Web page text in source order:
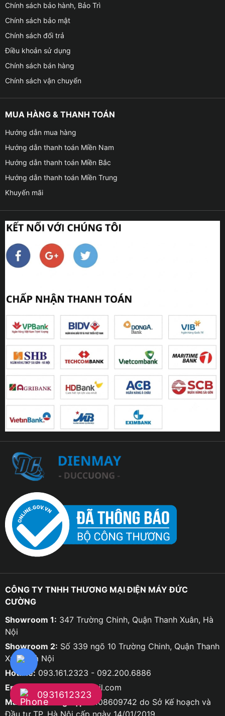
Chính sách bảo hành, Bảo Trì
Chính sách bảo mật
Chính sách đổi trả
Điều khoản sử dụng
Chính sách bán hàng
Chính sách vận chuyển
MUA HÀNG & THANH TOÁN
Hướng dẫn mua hàng
Hướng dẫn thanh toán Miền Nam
Hướng dẫn thanh toán Miền Bắc
Hướng dẫn thanh toán Miền Trung
Khuyến mãi
CÔNG TY TNHH THƯƠNG MẠI ĐIỆN MÁY ĐỨC
CƯỜNG
Showroom 1: 347 Trường Chinh, Quận Thanh Xuân, Hà
Nội
Showroom 2: Số 339 ngõ 10 Trường Chinh, Quận Thanh
Xuân, Hà Nội
Hotline: 093.161.2323 - 092.200.6886
Email:
ducco8668@gmail.com
Mã số doanh nghiệp:
0108609742 do Sở Kế hoạch và
Đầu tư TP. Hà Nội cấp ngày 14/01/2019
0931612323